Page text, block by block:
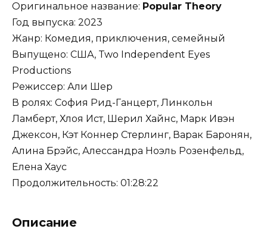
Оригинальное название: Popular Theory
Год выпуска: 2023
Жанр: Комедия, приключения, семейный
Выпущено: США, Two Independent Eyes
Productions
Режиссер: Али Шер
В ролях: София Рид-Ганцерт, Линкольн
Ламберт, Хлоя Ист, Шерил Хайнс, Марк Ивэн
Джексон, Кэт Коннер Стерлинг, Варак Баронян,
Алина Брэйс, Алессандра Ноэль Розенфельд,
Елена Хаус
Продолжительность: 01:28:22
Описание